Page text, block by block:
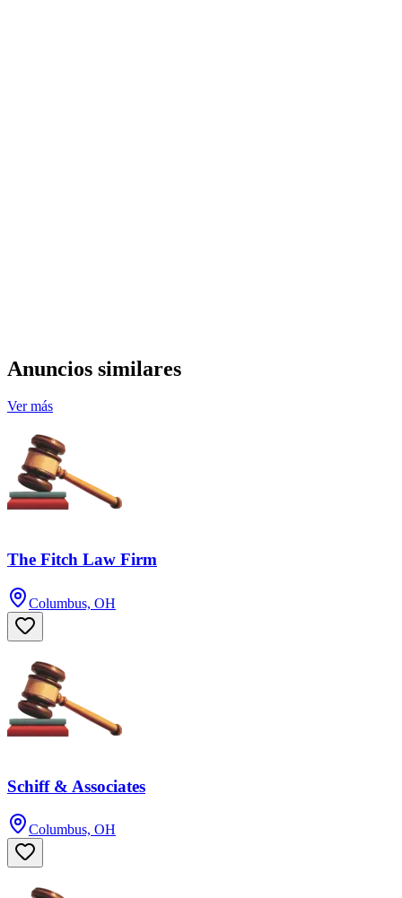
Anuncios similares
Ver más
The Fitch Law Firm
Columbus, OH
Schiff & Associates
Columbus, OH